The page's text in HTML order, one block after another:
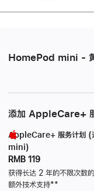
HomePod mini -
添加 AppleCare+
AppleCare+ 服务计划 (
mini)
RMB 119
获得长达 2 年的不限次数
额外技术支持脚
**